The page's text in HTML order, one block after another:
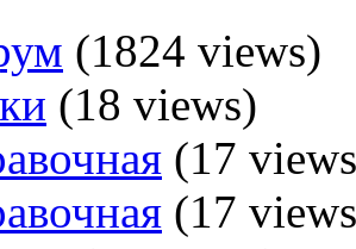
(1824 views)
(18 views)
(17
(17